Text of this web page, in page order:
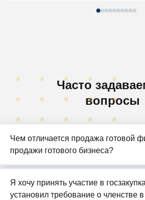
Часто
вопросы
Чем отличается продажа готовой
продажи готового бизнеса?
Я хочу принять участие в
установил требование о членстве в